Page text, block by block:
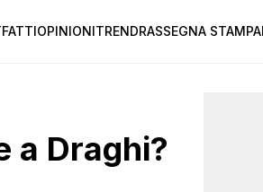
FATTIOPINIONITRENDRASSEGNA STAMPA
a Draghi?